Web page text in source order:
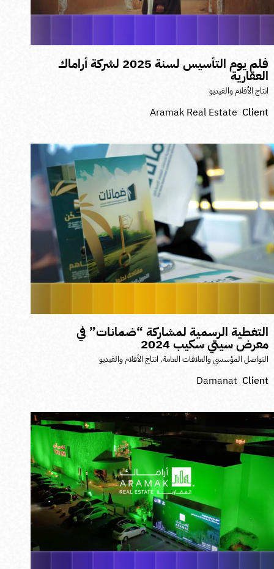
فلم يوم التأسيس لسنة 2025 لشركة أراماك
العقارية
انتاج الأفلام والفيديو
Client
Aramak Real Estate
التغطية الرسمية لمشاركة “ضمانات” في
معرض سيتي سكيب 2024
التواصل المؤسسي والعلاقات العامة,انتاج الأفلام والفيديو
Client
Damanat